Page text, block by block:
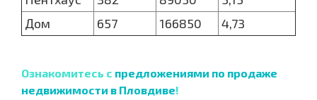
Дом
657 166850 4,73
Ознакомитесь с предложениями по продаже
недвижимости в Пловдиве!